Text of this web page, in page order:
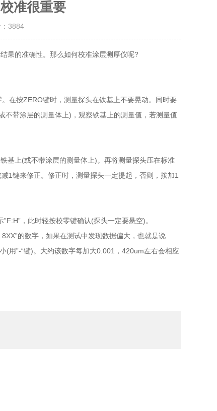
准很重要
3884
果的准确性。那么如何校准涂层测厚仪呢?
在按ZERO键时，测量探头在铁基上不要晃动。同时要
带涂层的测量体上)，观察铁基上的测量值，若测量值
基上(或不带涂层的测量体上)。再将测量探头压在标准
1键来修正。修正时，测量探头一定提起，否则，按加1
，此时轻按校零键确认(探头一定要悬空)。
的数字，如果在测试中发现数据偏大，也就是说
(用”-“键)。大约该数字每加大0.001，420um左右会相应